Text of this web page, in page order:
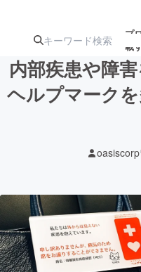
プ
載
注目の
テクノロジー・
映像・映画
内部疾患や障
ヘルプマーク
oasiscorp